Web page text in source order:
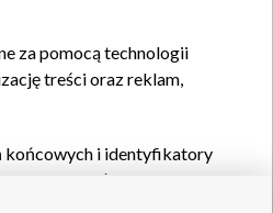
za pomocą technologii
treści oraz reklam,
końcowych i identyfikatory
oraz pozostałych
spersonalizowanych